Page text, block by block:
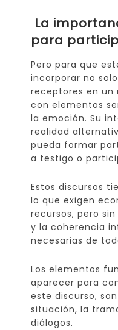
La
para
Pero para que
incorporar no
receptores en un
con elementos
la emoción. Su
realidad
pueda formar
a testigo o
Estos discursos
lo que exigen
recursos, pero
y la coherencia
necesarias de
Los elementos
aparecer para
este discurso,
situación, la
diálogos.